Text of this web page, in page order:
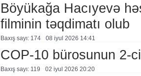
Böyükağa Hacıyevə
filminin təqdimatı olub
Baxış sayı: 174 08 i̇yul 2026 14:41
COP-10 bürosunun 2-
Baxış sayı: 119 02 i̇yul 2026 20:20